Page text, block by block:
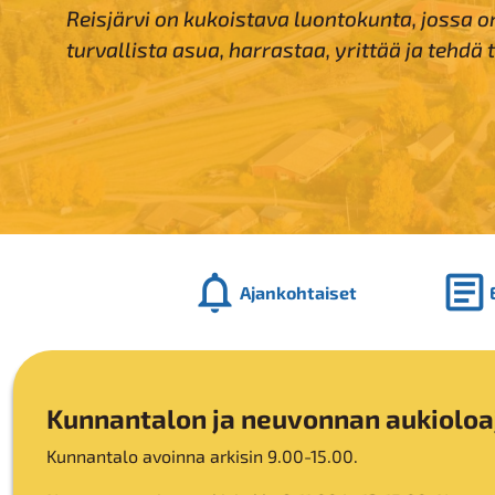
Reisjärvi on kukoistava luontokunta, jossa
turvallista asua, harrastaa, yrittää ja tehdä
notifications Ajankohtaiset article
Kunnantalon ja neuvonnan
Kunnantalo avoinna arkisin 9.00-15.00.